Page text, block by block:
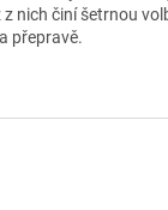
nich činí šetrnou
přepravě.